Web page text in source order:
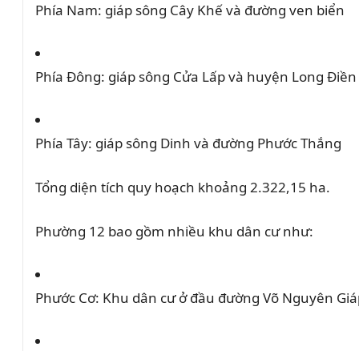
Phía Nam: giáp sông Cây Khế và đường ven biển
Phía Đông: giáp sông Cửa Lấp và huyện Long Điền
Phía Tây: giáp sông Dinh và đường Phước Thắng
Tổng diện tích quy hoạch khoảng 2.322,15 ha.
Phường 12 bao gồm nhiều khu dân cư như:
Phước Cơ: Khu dân cư ở đầu đường Võ Nguyên